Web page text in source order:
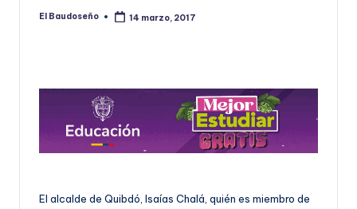
Publicado
El Baudoseño 14 marzo, 2017
El alcalde de Quibdó, Isaías Chalá, quién es miembro de